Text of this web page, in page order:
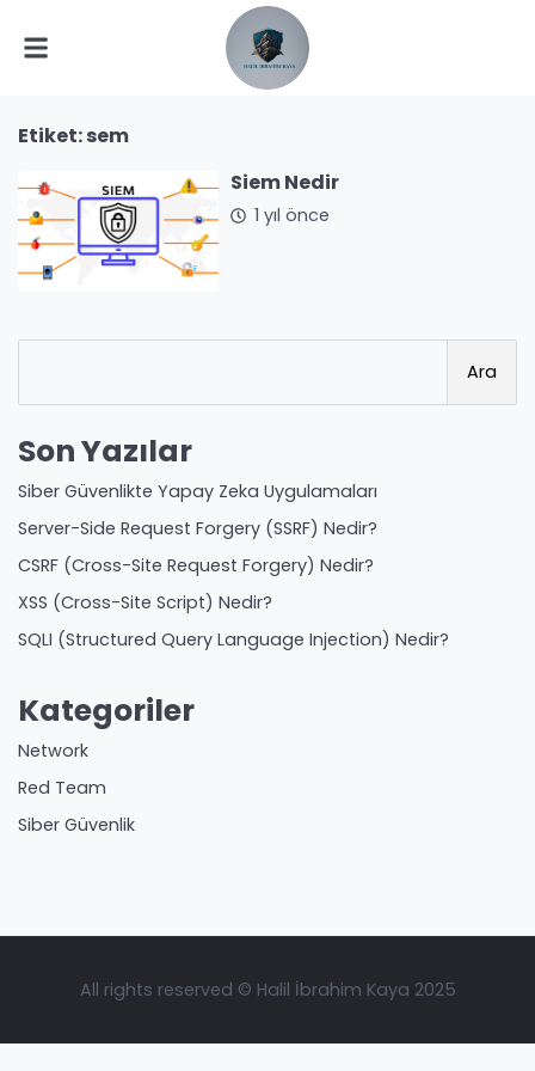
Etiket:sem
Siem Nedir
1 yıl önce
Ara
Son Yazılar
Siber Güvenlikte Yapay Zeka Uygulamaları
Server-Side Request Forgery (SSRF) Nedir?
CSRF (Cross-Site Request Forgery) Nedir?
XSS (Cross-Site Script) Nedir?
SQLI (Structured Query Language Injection) Nedir?
Kategoriler
Network
Red Team
Siber Güvenlik
All rights reserved © Halil İbrahim Kaya 2025